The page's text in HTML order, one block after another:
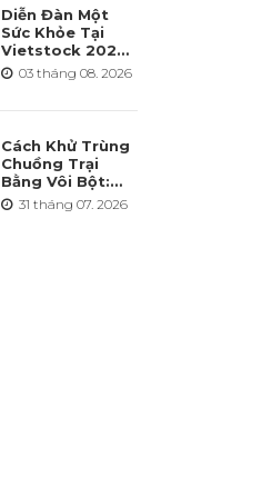
Diễn Đàn Một
Sức Khỏe Tại
Vietstock 2026:
Hướng Tới Phát
Triển Ngành
03 tháng 08. 2026
Cách Khử Trùng
Chuồng Trại
Bằng Vôi Bột:
Cách Rải, Thời
Điểm Và Những
31 tháng 07. 2026